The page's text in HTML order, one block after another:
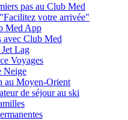
pas au Club Med
votre arrivée"
Med App
avec Club Med
Lag
Voyages
Neige
au Moyen-Orient
de séjour au ski